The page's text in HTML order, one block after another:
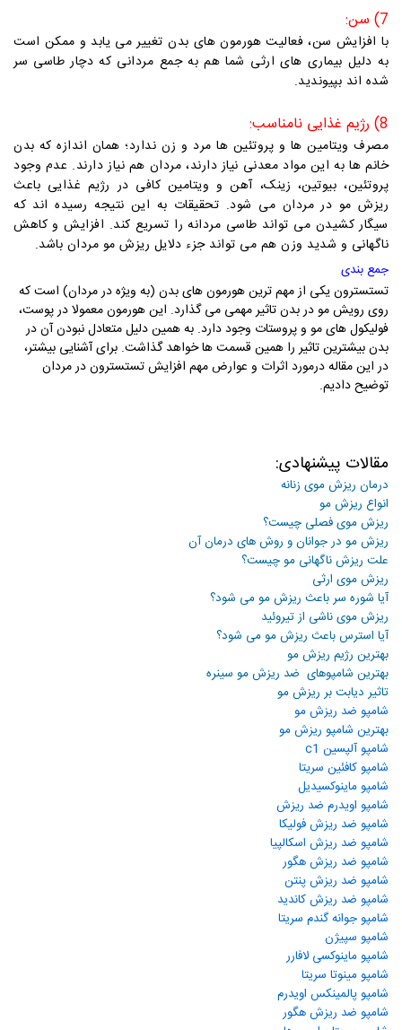
7) سن:
با افزایش سن، فعالیت هورمون های بدن تغییر می یابد و ممکن است
به دلیل بیماری های ارثی شما هم به جمع مردانی که دچار طاسی سر
شده اند بپیوندید.
8) رژیم غذایی نامناسب:
مصرف ویتامین ها و پروتئین ها مرد و زن ندارد؛ همان اندازه که بدن
خانم ها به این مواد معدنی نیاز دارند، مردان هم نیاز دارند. عدم وجود
پروتئین، بیوتین، زینک، آهن و ویتامین کافی در رژیم غذایی باعث
ریزش مو در مردان می شود. تحقیقات به این نتیجه رسیده اند که
سیگار کشیدن می تواند طاسی مردانه را تسریع کند. افزایش و کاهش
ناگهانی و شدید وزن هم می تواند جزء دلایل ریزش مو مردان باشد.
جمع بندی
تستسترون یکی از مهم ترین هورمون های بدن (به ویژه در مردان) است که
روی رویش مو در بدن تاثیر مهمی می گذارد. این هورمون معمولا در پوست،
فولیکول های مو و پروستات وجود دارد. به همین دلیل متعادل نبودن آن در
بدن بیشترین تاثیر را همین قسمت ها خواهد گذاشت. برای آشنایی بیشتر،
در این مقاله درمورد اثرات و عوارض مهم افزایش تستسترون در مردان
توضیح دادیم.
مقالات پیشنهادی:
درمان ریزش موی زنانه
انواع ریزش مو
ریزش موی فصلی چیست؟
ریزش مو در جوانان و روش های درمان آن
علت ریزش ناگهانی مو چیست؟
ریزش موی ارثی
آیا شوره سر باعث ریزش مو می شود؟
ریزش موی ناشی از تیروئید
آیا استرس باعث ریزش مو می شود؟
بهترین رژیم ریزش مو
بهترین شامپوهای ضد ریزش مو سینره
تاثیر دیابت بر ریزش مو
شامپو ضد ریزش مو
بهترین شامپو ریزش مو
شامپو آلپسین c1
شامپو كافئين سريتا​
شامپو ماینوکسیدیل
شامپو اويدرم ضد ريزش​
شامپو ضد ريزش فوليكا
شامپو ضد ریزش​ اسکالپیا
شامپو ضد ریزش هگور​
شامپو ضد ریزش​ پنتن
شامپو ضد ریزش کاندید
شامپو جوانه گندم سریتا​
شامپو سپیژن
شامپو ماینوکسی لافارر​
شامپو مینوتا سریتا​
شامپو پالمینکس اویدرم
شامپو ضد ریزش هگور​